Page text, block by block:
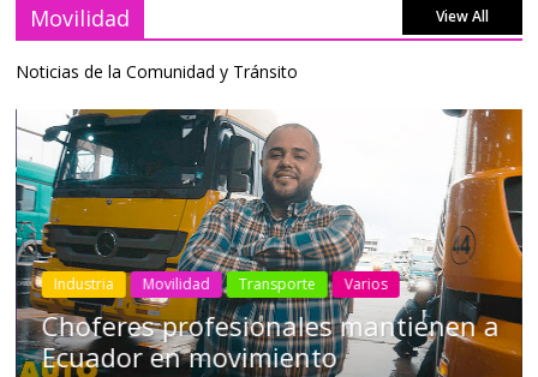
Movilidad View All
Noticias de la Comunidad y Tránsito
Industria Movilidad Transporte Varios
Choferes profesionales mantienen a
Ecuador en movimiento